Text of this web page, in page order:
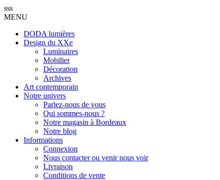
sss
MENU
DODA lumières
Design du XXe
Luminaires
Mobilier
Décoration
Archives
Art contemporain
Notre univers
Parlez-nous de vous
Qui sommes-nous ?
Notre magasin à Bordeaux
Notre blog
Informations
Connexion
Nous contacter ou venir nous voir
Livraison
Conditions de vente